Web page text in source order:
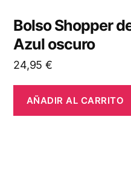
Bolso Shopper
Azul oscuro
24,95 €
AÑADIR AL CARRITO